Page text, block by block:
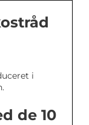
i
de 10